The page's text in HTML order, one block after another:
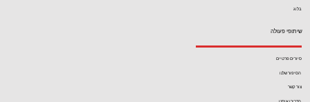
בלוג
שיתופי פעולה
הסיפור שלנו
סיורים פרטיים
צור קשר